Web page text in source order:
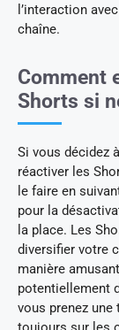
l’interaction
chaîne.
Comment
Shorts si
Si vous décidez
réactiver les
le faire en
pour la
la place. Les
diversifier votre
manière
potentiellement
vous prenez une